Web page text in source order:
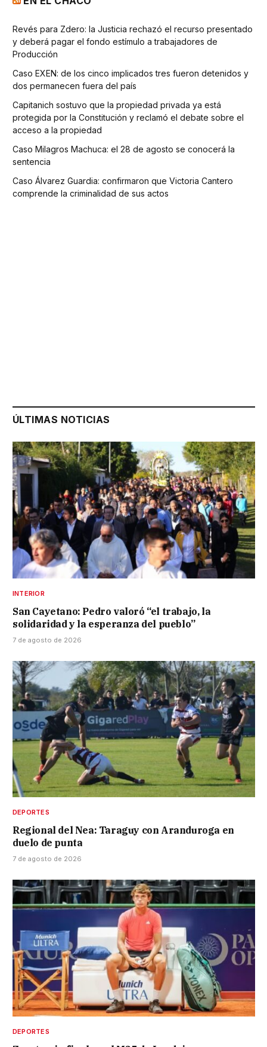
Revés para Zdero: la Justicia rechazó el recurso presentado
y deberá pagar el fondo estímulo a trabajadores de
Producción
Caso EXEN: de los cinco implicados tres fueron detenidos y
dos permanecen fuera del país
Capitanich sostuvo que la propiedad privada ya está
protegida por la Constitución y reclamó el debate sobre el
acceso a la propiedad
Caso Milagros Machuca: el 28 de agosto se conocerá la
sentencia
Caso Álvarez Guardia: confirmaron que Victoria Cantero
comprende la criminalidad de sus actos
ÚLTIMAS NOTICIAS
INTERIOR
San Cayetano: Pedro valoró “el trabajo, la
solidaridad y la esperanza del pueblo”
7 de agosto de 2026
DEPORTES
Regional del Nea: Taraguy con Aranduroga en
duelo de punta
7 de agosto de 2026
DEPORTES